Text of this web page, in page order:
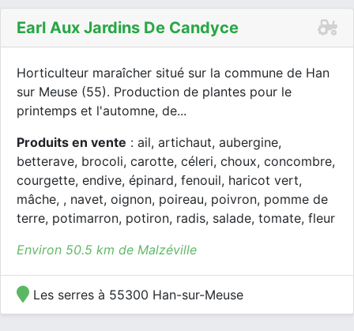
Earl Aux Jardins De Candyce
Horticulteur maraîcher situé sur la commune de Han
sur Meuse (55). Production de plantes pour le
printemps et l'automne, de...
Produits en vente : ail, artichaut, aubergine,
betterave, brocoli, carotte, céleri, choux, concombre,
courgette, endive, épinard, fenouil, haricot vert,
mâche, , navet, oignon, poireau, poivron, pomme de
terre, potimarron, potiron, radis, salade, tomate, fleur
Environ 50.5 km de Malzéville
Les serres à 55300 Han-sur-Meuse